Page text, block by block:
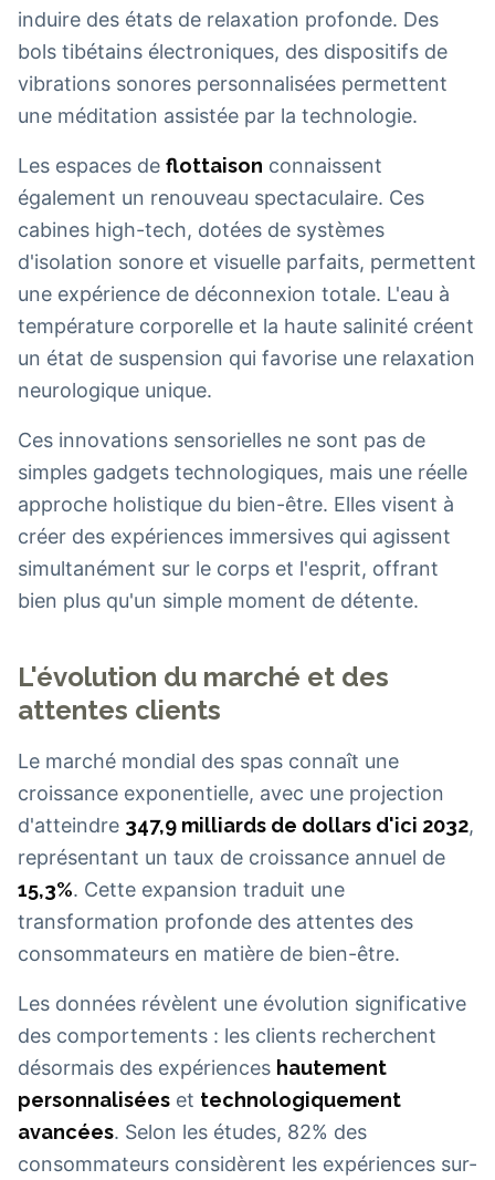
induire des états de relaxation profonde. Des
bols tibétains électroniques, des dispositifs de
vibrations sonores personnalisées permettent
une méditation assistée par la technologie.
Les espaces de flottaison connaissent
également un renouveau spectaculaire. Ces
cabines high-tech, dotées de systèmes
d'isolation sonore et visuelle parfaits, permettent
une expérience de déconnexion totale. L'eau à
température corporelle et la haute salinité créent
un état de suspension qui favorise une relaxation
neurologique unique.
Ces innovations sensorielles ne sont pas de
simples gadgets technologiques, mais une réelle
approche holistique du bien-être. Elles visent à
créer des expériences immersives qui agissent
simultanément sur le corps et l'esprit, offrant
bien plus qu'un simple moment de détente.
L'évolution du marché et des
attentes clients
Le marché mondial des spas connaît une
croissance exponentielle, avec une projection
d'atteindre 347,9 milliards de dollars d'ici 2032,
représentant un taux de croissance annuel de
15,3%. Cette expansion traduit une
transformation profonde des attentes des
consommateurs en matière de bien-être.
Les données révèlent une évolution significative
des comportements : les clients recherchent
désormais des expériences hautement
personnalisées et technologiquement
avancées. Selon les études, 82% des
consommateurs considèrent les expériences sur-